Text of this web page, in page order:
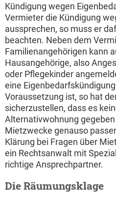
Kündigung wegen
Vermieter die Kündigung
aussprechen, so muss er
beachten. Neben dem
Familienangehörigen kann
Hausangehörige, also
oder Pflegekinder
eine
Voraussetzung ist, so hat
sicherzustellen, dass es
Alternativwohnung
Mietzwecke genauso
Klärung bei Fragen über
ein Rechtsanwalt mit
richtige Ansprechpartner.
Die Räumungsklage